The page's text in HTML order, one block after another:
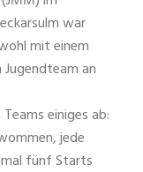
war
mit einem
an
einiges ab:
jede
fünf Starts